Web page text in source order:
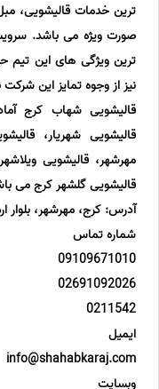
ترین خدمات قالیشویی،
صورت ویژه می باشد.
ترین ویژگی های این تیم
نیز از وجوه تمایز این
قالیشویی شهاب کرج
قالیشویی شهریار،
مهرشهر، قالیشویی
قالیشویی گلشهر کرج می
آدرس: کرج، مهرشهر، بلوار
شماره تماس
09109671010
02691092026
0211542
ایمیل
info@shahabkaraj.com
وبسایت